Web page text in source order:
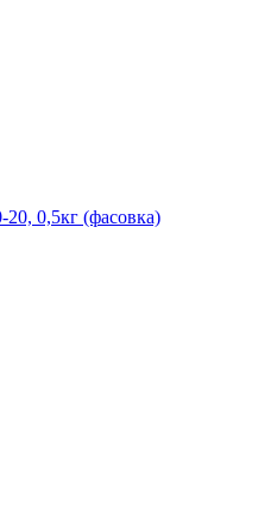
0,5кг (фасовка)